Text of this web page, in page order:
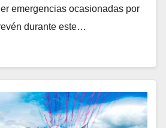
emergencias ocasionadas por
durante este…